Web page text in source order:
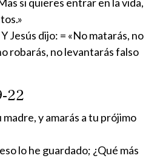
Jesús dijo: = «No matarás, no
robarás, no levantarás falso
22
y amarás a tu prójimo
lo he guardado; ¿Qué más